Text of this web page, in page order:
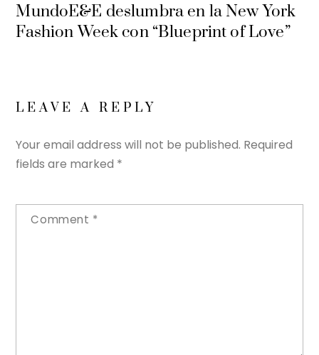
MundoE&E deslumbra en la New York
Fashion Week con “Blueprint of Love”
LEAVE A REPLY
Your email address will not be published. Required
fields are marked *
Comment *